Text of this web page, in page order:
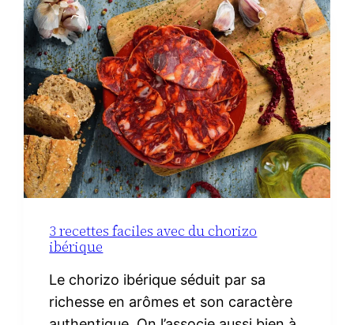
3 recettes faciles avec du chorizo
ibérique
Le chorizo ibérique séduit par sa
richesse en arômes et son caractère